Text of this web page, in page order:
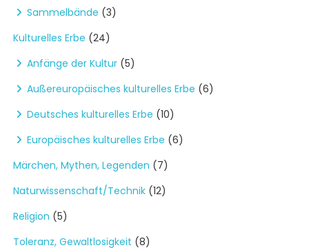
Sammelbände (3)
Kulturelles Erbe (24)
Anfänge der Kultur (5)
Außereuropäisches kulturelles Erbe (6)
Deutsches kulturelles Erbe (10)
Europäisches kulturelles Erbe (6)
Märchen, Mythen, Legenden (7)
Naturwissenschaft/Technik (12)
Religion (5)
Toleranz, Gewaltlosigkeit (8)